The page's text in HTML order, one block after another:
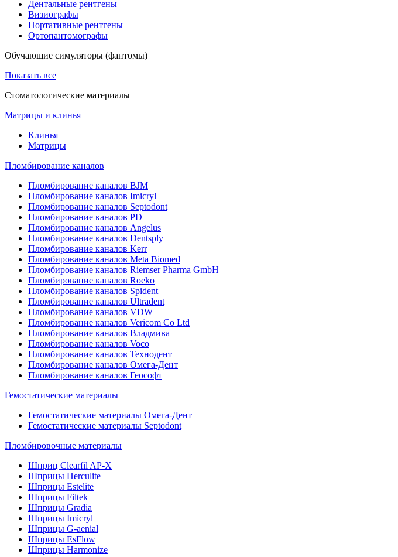
Дентальные рентгены
Визиографы
Портативные рентгены
Ортопантомографы
Обучающие симуляторы (фантомы)
Показать все
Стоматологические материалы
Матрицы и клинья
Клинья
Матрицы
Пломбирование каналов
Пломбирование каналов BJM
Пломбирование каналов Imicryl
Пломбирование каналов Septodont
Пломбирование каналов PD
Пломбирование каналов Angelus
Пломбирование каналов Dentsply
Пломбирование каналов Kerr
Пломбирование каналов Meta Biomed
Пломбирование каналов Riemser Pharma GmbH
Пломбирование каналов Roeko
Пломбирование каналов Spident
Пломбирование каналов Ultradent
Пломбирование каналов VDW
Пломбирование каналов Vericom Co Ltd
Пломбирование каналов Владмива
Пломбирование каналов Voco
Пломбирование каналов Технодент
Пломбирование каналов Омега-Дент
Пломбирование каналов Геософт
Гемостатические материалы
Гемостатические материалы Омега-Дент
Гемостатические материалы Septodont
Пломбировочные материалы
Шприц Clearfil AP-X
Шприцы Herculite
Шприцы Estelite
Шприцы Filtek
Шприцы Gradia
Шприцы Imicryl
Шприцы G-aenial
Шприцы EsFlow
Шприцы Harmonize